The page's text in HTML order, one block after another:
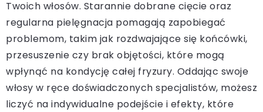
Twoich włosów. Starannie dobrane cięcie oraz
regularna pielęgnacja pomagają zapobiegać
problemom, takim jak rozdwajające się końcówki,
przesuszenie czy brak objętości, które mogą
wpłynąć na kondycję całej fryzury. Oddając swoje
włosy w ręce doświadczonych specjalistów, możesz
liczyć na indywidualne podejście i efekty, które